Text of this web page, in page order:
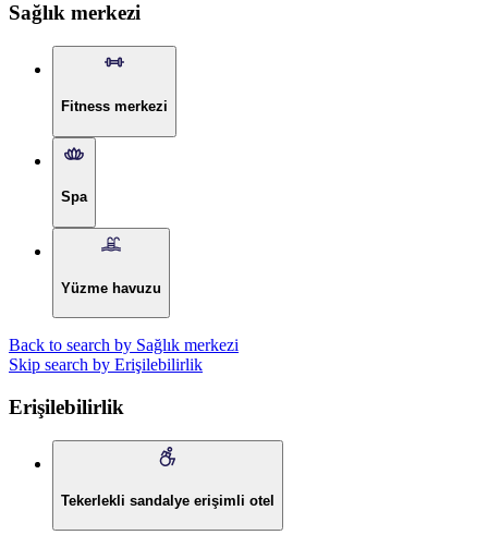
Sağlık merkezi
Fitness merkezi
Spa
Yüzme havuzu
Back to search by Sağlık merkezi
Skip search by Erişilebilirlik
Erişilebilirlik
Tekerlekli sandalye erişimli otel